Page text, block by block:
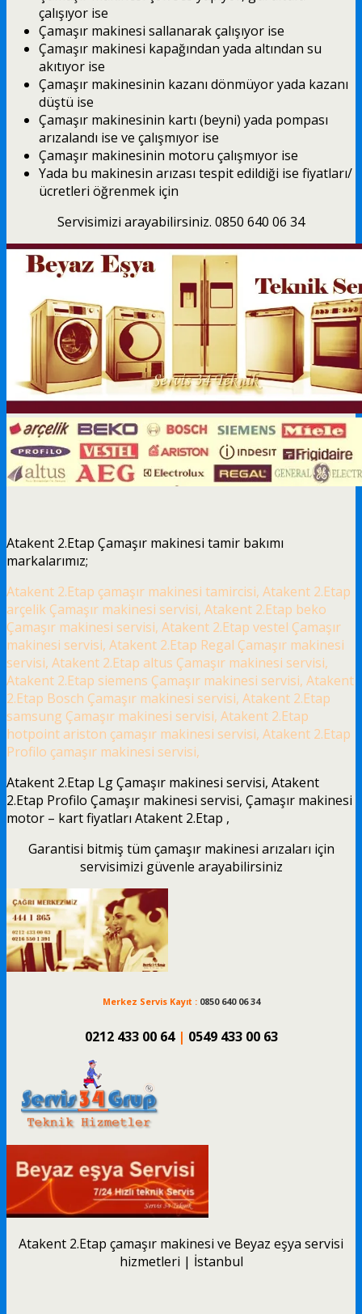
çalışıyor ise
Çamaşır makinesi sallanarak çalışıyor ise
Çamaşır makinesi kapağından yada altından su
akıtıyor ise
Çamaşır makinesinin kazanı dönmüyor yada kazanı
düştü ise
Çamaşır makinesinin kartı (beyni) yada pompası
arızalandı ise ve çalışmıyor ise
Çamaşır makinesinin motoru çalışmıyor ise
Yada bu makinesin arızası tespit edildiği ise fiyatları/
ücretleri öğrenmek için
Servisimizi arayabilirsiniz. 0850 640 06 34
Atakent 2.Etap Çamaşır makinesi tamir bakımı
markalarımız;
Atakent 2.Etap çamaşır makinesi tamircisi, Atakent 2.Etap
arçelik Çamaşır makinesi servisi, Atakent 2.Etap beko
Çamaşır makinesi servisi, Atakent 2.Etap vestel Çamaşır
makinesi servisi, Atakent 2.Etap Regal Çamaşır makinesi
servisi, Atakent 2.Etap altus Çamaşır makinesi servisi,
Atakent 2.Etap siemens Çamaşır makinesi servisi, Atakent
2.Etap Bosch Çamaşır makinesi servisi, Atakent 2.Etap
samsung Çamaşır makinesi servisi, Atakent 2.Etap
hotpoint ariston çamaşır makinesi servisi, Atakent 2.Etap
Profilo çamaşır makinesi servisi,
Atakent 2.Etap Lg Çamaşır makinesi servisi, Atakent
2.Etap Profilo Çamaşır makinesi servisi, Çamaşır makinesi
motor – kart fiyatları Atakent 2.Etap ,
Garantisi bitmiş tüm çamaşır makinesi arızaları için
servisimizi güvenle arayabilirsiniz
Merkez Servis Kayıt : 0850 640 06 34
0212 433 00 64 | 0549 433 00 63
Atakent 2.Etap çamaşır makinesi ve Beyaz eşya servisi
hizmetleri | İstanbul